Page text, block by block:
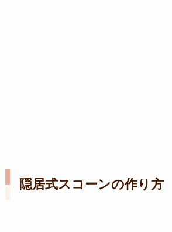
隠居式スコーンの作り方